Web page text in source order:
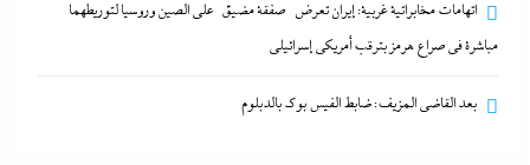
القاهرة جاية في الطريق..هل تتحول”اتفاقية مكة” لناتو
اتهامات مخابراتية غربية: إيران تعرض “صفقة مضيق” على الصين وروسيا لتوريطهما
مباشرة في صراع هرمز بترقب أمريكي إسرائيلى
بعد القاضي المزيف: ضابط الفيس بوك بالدبلوم